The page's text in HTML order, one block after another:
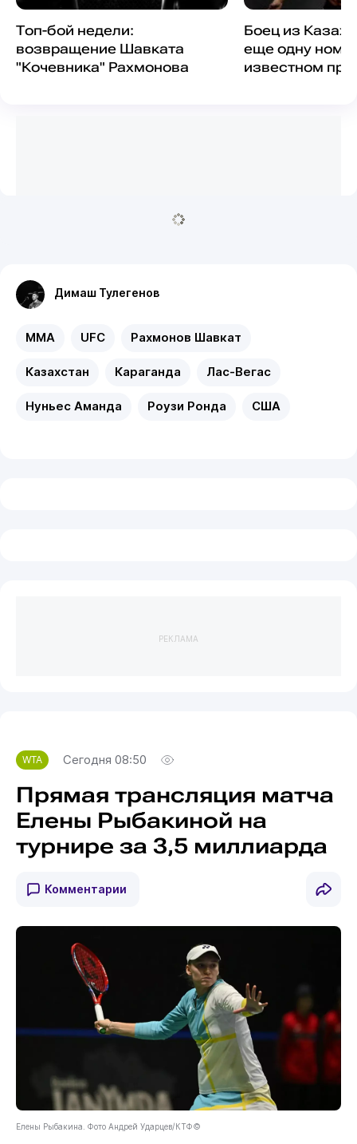
Топ-бой недели:
возвращение Шавката
"Кочевника" Рахмонова
Боец из
еще одну
известном
Димаш Тулегенов
MMA UFC Рахмонов Шавкат
Казахстан Караганда Лас-Вегас
Нуньес Аманда Роузи Ронда США
РЕКЛАМА
WTA Сегодня 08:50
Прямая трансляция матча
Елены Рыбакиной на
турнире за 3,5 миллиарда
Комментарии
Елены Рыбакина. Фото Андрей Ударцев/КТФ©